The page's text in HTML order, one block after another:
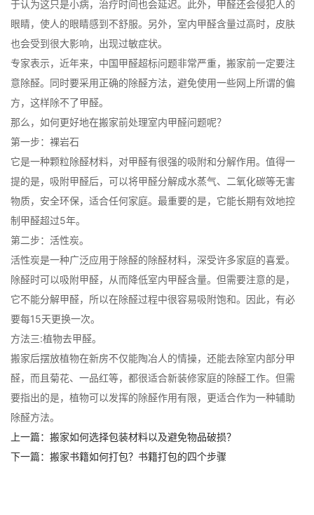
于认为这只是小病，治疗时间也会延迟。此外，甲醛还会侵犯人的
眼睛，使人的眼睛感到不舒服。另外，室内甲醛含量过高时，皮肤
也会受到很大影响，出现过敏症状。
专家表示，近年来，中国甲醛超标问题非常严重，搬家前一定要注
意除醛。同时要采用正确的除醛方法，避免使用一些网上所谓的偏
方，这样除不了甲醛。
那么，如何更好地在搬家前处理室内甲醛问题呢？
第一步：裸岩石
它是一种颗粒除醛材料，对甲醛有很强的吸附和分解作用。值得一
提的是，吸附甲醛后，可以将甲醛分解成水蒸气、二氧化碳等无害
物质，安全环保，适合任何家庭。最重要的是，它能长期有效地控
制甲醛超过5年。
第二步：活性炭。
活性炭是一种广泛应用于除醛的除醛材料，深受许多家庭的喜爱。
除醛时可以吸附甲醛，从而降低室内甲醛含量。但需要注意的是，
它不能分解甲醛，所以在除醛过程中很容易吸附饱和。因此，有必
要每15天更换一次。
方法三:植物去甲醛。
搬家后摆放植物在新房不仅能陶冶人的情操，还能去除室内部分甲
醛，而且菊花、一品红等，都很适合新装修家庭的除醛工作。但需
要指出的是，植物可以发挥的除醛作用有限，更适合作为一种辅助
除醛方法。
上一篇：搬家如何选择包装材料以及避免物品破损？
下一篇：搬家书籍如何打包？书籍打包的四个步骤